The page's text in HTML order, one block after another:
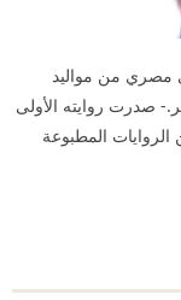
مصري من مواليد
صدرت روايته الأولى
الكثير من الروايات المطبوعة